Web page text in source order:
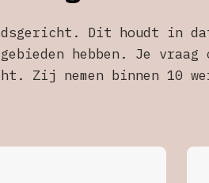
Dit houdt in
hebben. Je
Zij nemen binnen 10